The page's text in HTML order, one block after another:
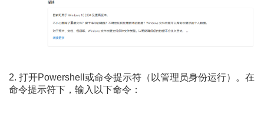
2. 打开Powershell或命令提示符（以管理员身份运行）。在
命令提示符下，输入以下命令：